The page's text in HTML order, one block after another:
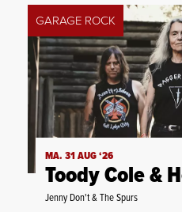
GARAGE ROCK
MA. 31 AUG ‘26
Toody Cole &
Jenny Don't & The Spurs